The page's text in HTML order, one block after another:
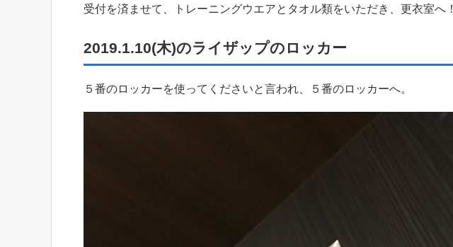
受付を済ませて、トレーニングウエアとタオル類をいただき、更衣室へ！
2019.1.10(木)のライザップのロッカー
５番のロッカーを使ってくださいと言われ、５番のロッカーへ。